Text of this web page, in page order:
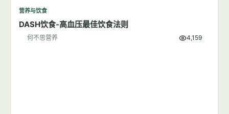
营养与饮食
DASH饮食-高血压最佳饮食法则
何不思营养 4,159